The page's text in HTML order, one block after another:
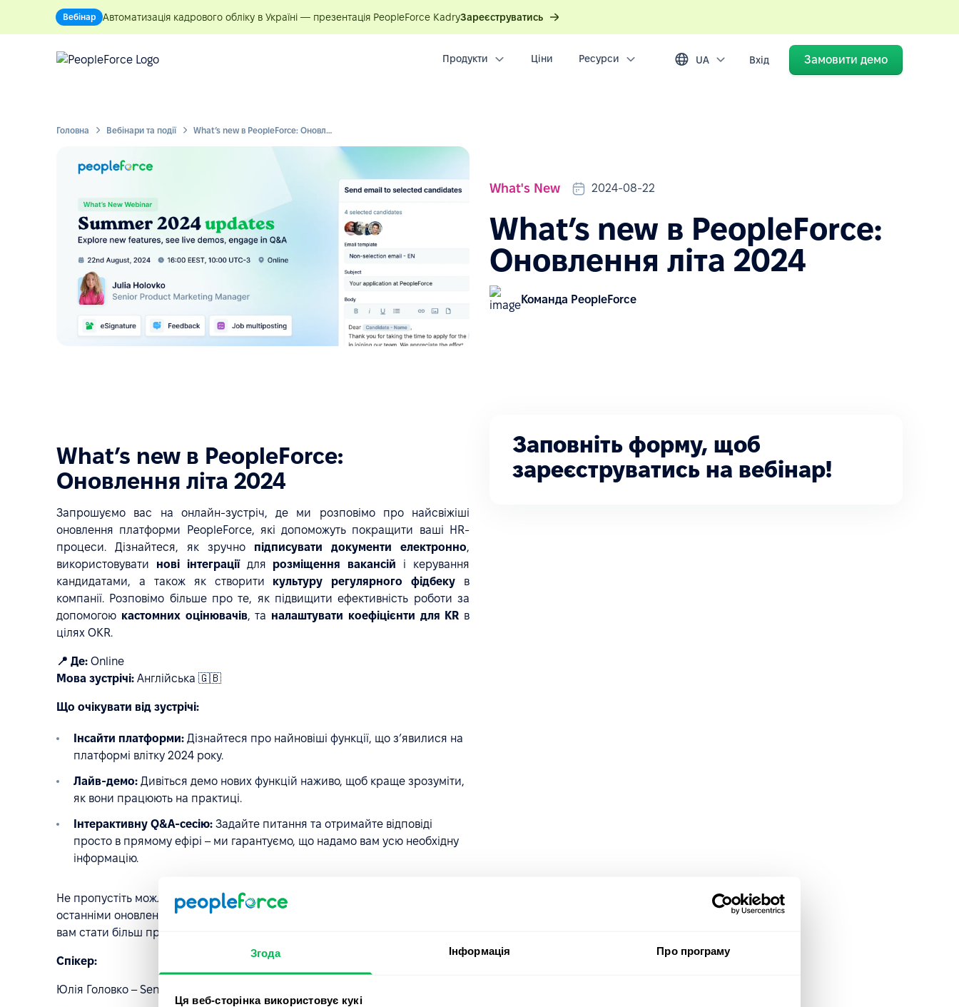
Згода Інформація Про програму
Ця веб-сторінка використовує кукі
Вебінар Автоматизація кадрового обліку в Україні — презентація PeopleForce KadryЗареєструватись
Продукти Ціни Ресурси UA Вхід Замовити демо
Головна Вебінари та події What’s new в PeopleForce: Оновлення літа 2024
What's New 2024-08-22
What’s new в PeopleForce:
Оновлення літа 2024
Команда PeopleForce
What’s new в PeopleForce:
Оновлення літа 2024
Запрошуємо вас на онлайн-зустріч, де ми розповімо про найсвіжіші
оновлення платформи PeopleForce, які допоможуть покращити ваші HR-
процеси. Дізнайтеся, як зручно підписувати документи електронно,
використовувати нові інтеграціїдля розміщення вакансій і керування
кандидатами, а також як створити культуру регулярного фідбеку в
компанії. Розповімо більше про те, як підвищити ефективність роботи за
допомогою кастомних оцінювачів, та налаштувати коефіцієнти для KR в
цілях OKR.
📍 Де: Online
Мова зустрічі: Англійська 🇬🇧
Що очікувати від зустрічі:
Інсайти платформи: Дізнайтеся про найновіші функції, що зʼявилися на
платформі влітку 2024 року.
Лайв-демо: Дивіться демо нових функцій наживо, щоб краще зрозуміти,
як вони працюють на практиці.
Інтерактивну Q&A-сесію: Задайте питання та отримайте відповіді
просто в прямому ефірі – ми гарантуємо, що надамо вам усю необхідну
інформацію.
Не пропустіть можливість вивести свої процеси на наступний рівень з
останніми оновленнями PeopleForce. Реєструйтеся на сесію – покажемо, як
вам стати більш продуктивними разом з PeopleForce.
Спікер:
Юлія Головко – Senior Product Marketing Manager у PeopleForce
Заповніть форму, щоб
зареєструватись на вебінар!